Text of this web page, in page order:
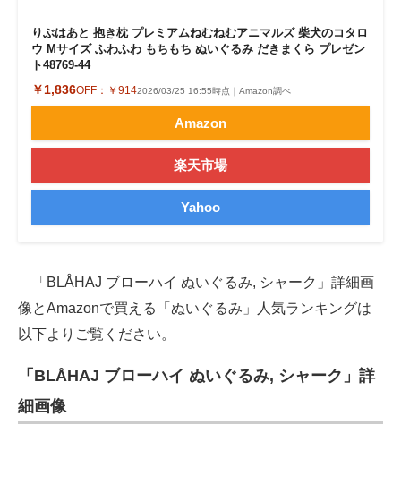
りぶはあと 抱き枕 プレミアムねむねむアニマルズ 柴犬のコタロ
ウ Mサイズ ふわふわ もちもち ぬいぐるみ だきまくら プレゼン
ト48769-44
￥1,836OFF： ￥9142026/03/25 16:55時点｜Amazon調べ
Amazon
楽天市場
Yahoo
「BLÅHAJ ブローハイ ぬいぐるみ, シャーク」詳細画
像とAmazonで買える「ぬいぐるみ」人気ランキングは
以下よりご覧ください。
「BLÅHAJ ブローハイ ぬいぐるみ, シャーク」詳
細画像